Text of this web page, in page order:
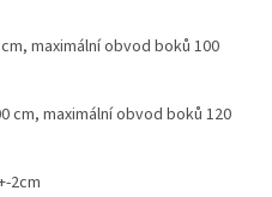
maximální obvod boků 100
cm, maximální obvod boků 120
2cm